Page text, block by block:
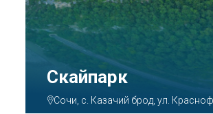
Парк «Ривьера»
Сочи, ул. Егорова, 1/6,